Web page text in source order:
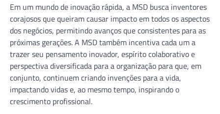
Em um mundo de inovação rápida, a MSD busca inventores
corajosos que queiram causar impacto em todos os aspectos
dos negócios, permitindo avanços que consistentes para as
próximas gerações. A MSD também incentiva cada um a
trazer seu pensamento inovador, espírito colaborativo e
perspectiva diversificada para a organização para que, em
conjunto, continuem criando invenções para a vida,
impactando vidas e, ao mesmo tempo, inspirando o
crescimento profissional.